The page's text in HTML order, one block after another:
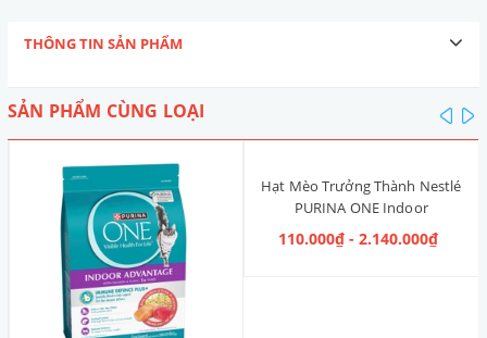
THÔNG TIN SẢN PHẨM
SẢN PHẨM CÙNG LOẠI
Hạt Mèo Trưởng Thành Nestlé
PURINA ONE Indoor
Advantage [Vị Gà]
110.000₫ - 2.140.000₫